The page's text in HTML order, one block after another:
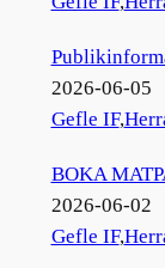
2026-06-05
Gefle IF,
BOKA
2026-06-02
Gefle IF,